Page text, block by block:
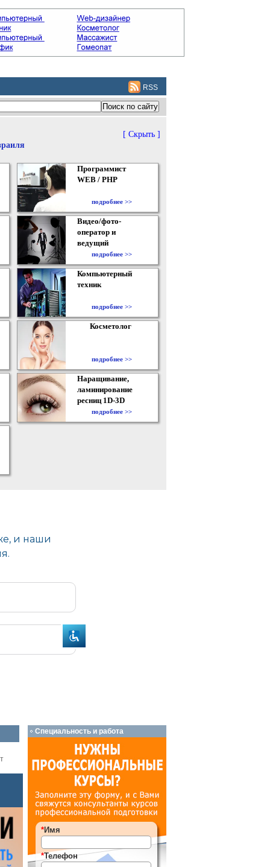
RSS
[ Скрыть ]
Программист
WEB / PHP
подробнее >>
Видео/фото-
оператор и
ведущий
подробнее >>
Компьютерный
техник
подробнее >>
Косметолог
подробнее >>
Наращивание,
ламинирование
ресниц 1D-3D
подробнее >>
Специальность и работа
*Имя
*Телефон